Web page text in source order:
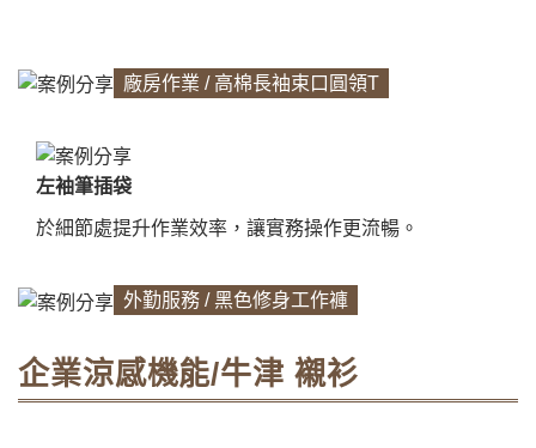
廠房作業 / 高棉長袖束口圓領T
左袖筆插袋
於細節處提升作業效率，讓實務操作更流暢。
外勤服務 / 黑色修身工作褲
企業涼感機能/牛津 襯衫